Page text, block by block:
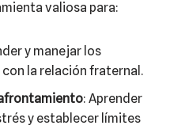
valiosa para:​
y manejar los
la relación fraternal.​
: Aprender
y establecer límites